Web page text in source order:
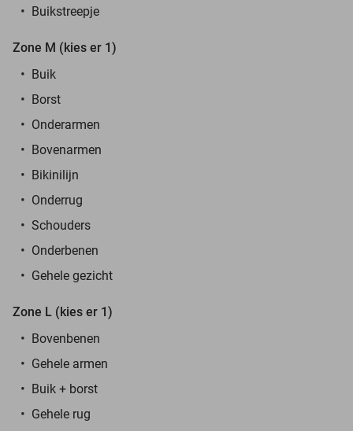
Buikstreepje
Zone M (kies er 1)
Buik
Borst
Onderarmen
Bovenarmen
Bikinilijn
Onderrug
Schouders
Onderbenen
Gehele gezicht
Zone L (kies er 1)
Bovenbenen
Gehele armen
Buik + borst
Gehele rug